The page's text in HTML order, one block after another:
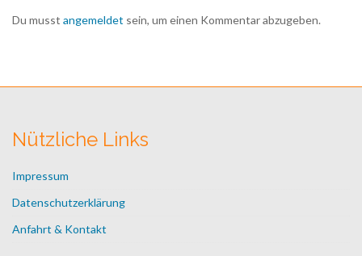
Du musst angemeldet sein, um einen Kommentar abzugeben.
Nützliche Links
Impressum
Datenschutzerklärung
Anfahrt & Kontakt